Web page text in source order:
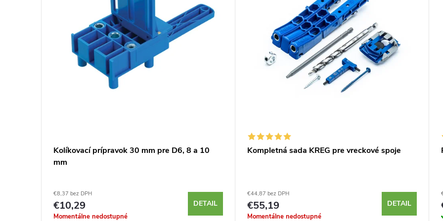
Kolíkovací prípravok 30 mm pre D6, 8 a 10
mm
€8,37 bez DPH
€10,29
Momentálne nedostupné
DETAIL
Kompletná sada KREG pre vreckové spoje
€44,87 bez DPH
€55,19
Momentálne nedostupné
DETAIL